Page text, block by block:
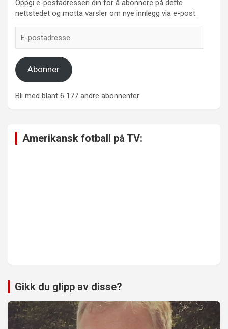
Oppgi e-postadressen din for å abonnere på dette
nettstedet og motta varsler om nye innlegg via e-post.
postadresse
Abonner
Bli med blant 6 177 andre abonnenter
Amerikansk fotball på TV:
Gikk du glipp av disse?